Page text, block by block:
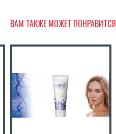
ВАМ ТАКЖЕ МОЖЕТ ПОНРАВИТСЯ